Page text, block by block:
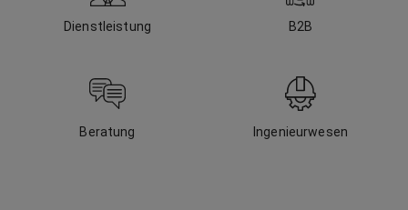
Dienstleistung B2B
Beratung Ingenieurwesen